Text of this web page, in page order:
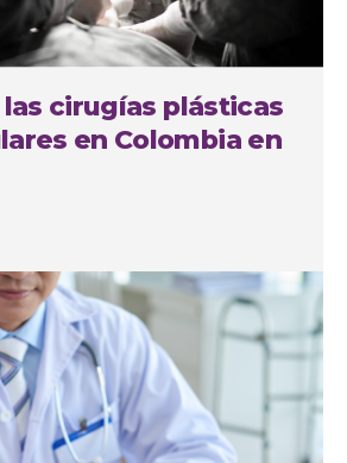
las cirugías plásticas
en Colombia en